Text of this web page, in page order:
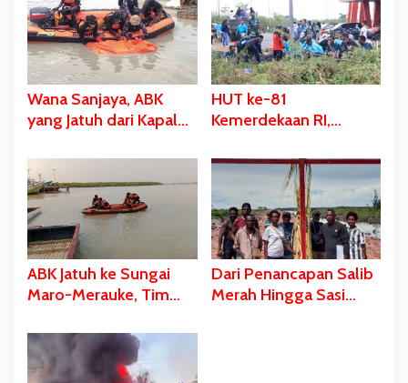
Wana Sanjaya, ABK
yang Jatuh dari Kapal
Kondisi Meninggal
Dunia
HUT ke-81
Kemerdekaan RI,
Dijadikan Tempat
Pengibaran Bendera
Merah Putih
ABK Jatuh ke Sungai
Maro-Merauke, Tim
Pencarian
Dari Penancapan Salib
Merah Hingga Sasi